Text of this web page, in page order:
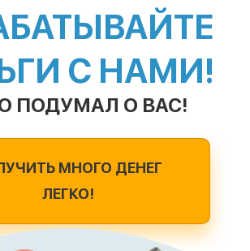
С НАМИ!
ПОДУМАЛ О ВАС!
МНОГО ДЕНЕГ
ЛЕГКО!